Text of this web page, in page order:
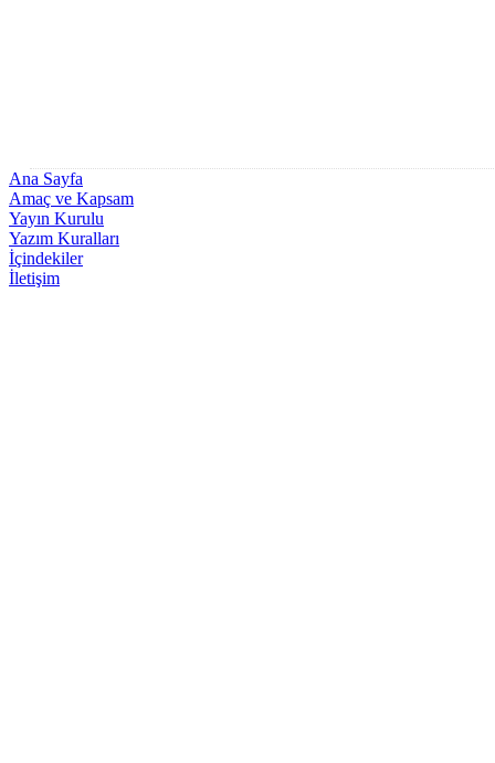
Ana Sayfa
Amaç ve Kapsam
Yayın Kurulu
Yazım Kuralları
İçindekiler
İletişim